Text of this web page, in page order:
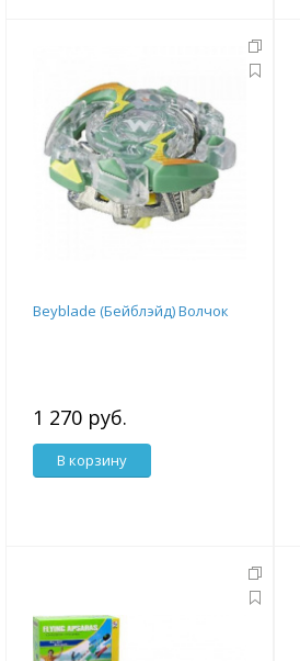
Beyblade (Бейблэйд) Волчок
1 270 руб.
В корзину